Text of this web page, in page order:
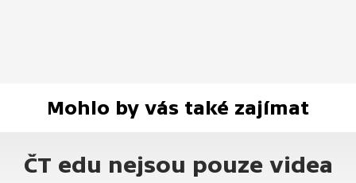
Mohlo by vás také zajímat
ČT edu nejsou pouze videa